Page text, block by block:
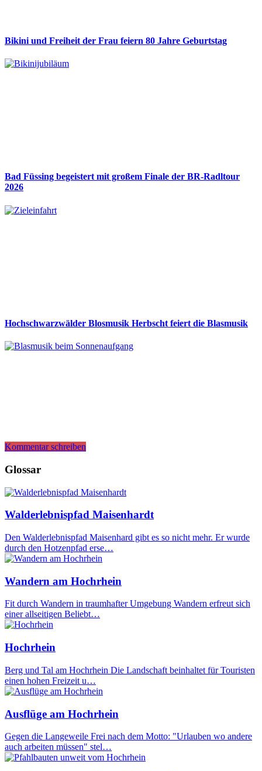
Bikini und Freiheit der Frau feiern 80 Jahre Geburtstag
Bad Füssing begeistert mit großem Finale der BR-Radltour
2026
Hochschwarzwälder Blosmusik Herbscht feiert die Blasmusik
Kommentar schreiben
Glossar
Walderlebnispfad Maisenhardt
Den Walderlebnispfad Maisenhard gibt es so nicht mehr. Er wurde
durch den Hotzenpfad erse…
Wandern am Hochrhein
Fit durch Wandern in traumhafter Umgebung Wandern erfreut sich
einer allseitigen Beliebt…
Hochrhein
Berg und Tal am Hochrhein Die Landschaft beinhaltet für Touristen
einen hohen Freizeit u…
Ausflüge am Hochrhein
Gegen die Langeweile Frei nach dem Motto: "Urlauben wo andere
auch arbeiten müssen" stel…